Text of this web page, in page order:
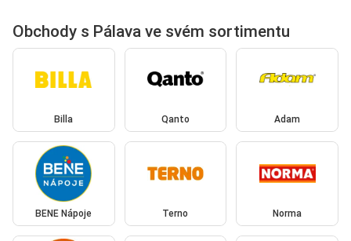
Obchody s Pálava ve svém sortimentu
Billa Qanto Adam
BENE Nápoje Terno Norma